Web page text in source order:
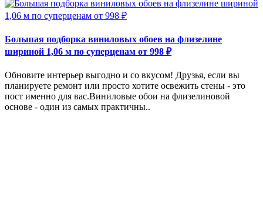
Большая подборка виниловых обоев на флизелине
шириной 1,06 м по суперценам от 998 ₽
Обновите интерьер выгодно и со вкусом! Друзья, если вы
планируете ремонт или просто хотите освежить стены - это
пост именно для вас.Виниловые обои на флизелиновой
основе - один из самых практичны..